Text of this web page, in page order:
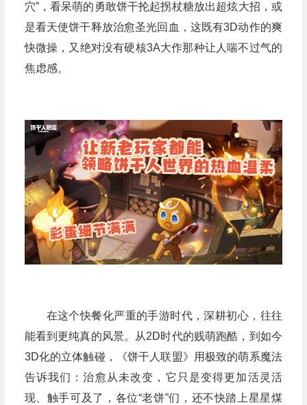
穴”，看呆萌的勇敢饼干抡起拐杖糖放出超炫大招，或
是看天使饼干释放治愈圣光回血，这既有3D动作的爽
快微操，又绝对没有硬核3A大作那种让人喘不过气的
焦虑感。
在这个快餐化严重的手游时代，深耕初心，往往
能看到更纯真的风景。从2D时代的贱萌跑酷，到如今
3D化的立体触碰，《饼干人联盟》用极致的萌系魔法
告诉我们：治愈从未改变，它只是变得更加活灵活
现、触手可及了，各位“老饼”们，还不快踏上星星煤